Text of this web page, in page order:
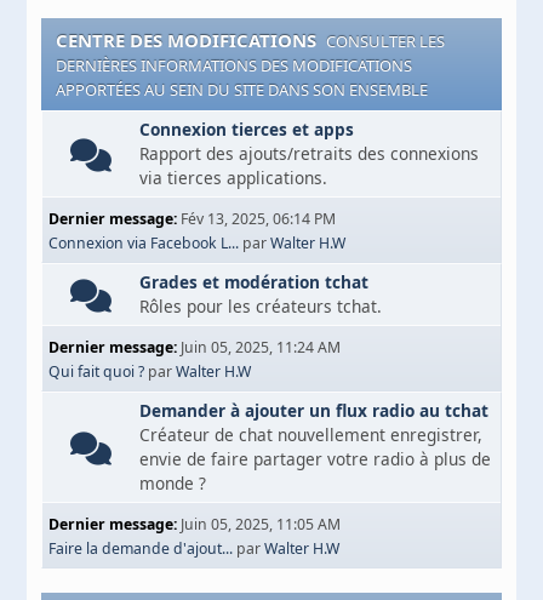
CENTRE DES MODIFICATIONS CONSULTER LES
DERNIÈRES INFORMATIONS DES MODIFICATIONS
APPORTÉES AU SEIN DU SITE DANS SON ENSEMBLE
Connexion tierces et apps
Rapport des ajouts/retraits des connexions
via tierces applications.
Dernier message: Fév 13, 2025, 06:14 PM
Connexion via Facebook L... parWalter H.W
Grades et modération tchat
Rôles pour les créateurs tchat.
Dernier message: Juin 05, 2025, 11:24 AM
Qui fait quoi ? parWalter H.W
Demander à ajouter un flux radio au tchat
Créateur de chat nouvellement enregistrer,
envie de faire partager votre radio à plus de
monde ?
Dernier message: Juin 05, 2025, 11:05 AM
Faire la demande d'ajout... parWalter H.W